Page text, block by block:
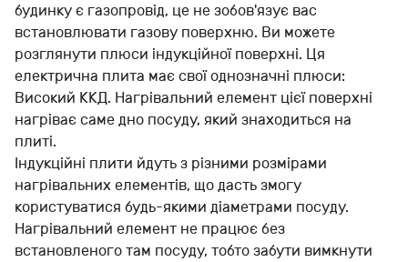
будинку є газопровід, це не зобов'язує вас
встановлювати газову поверхню. Ви можете
розглянути плюси індукційної поверхні. Ця
електрична плита має свої однозначні плюси:
Високий ККД. Нагрівальний елемент цієї поверхні
нагріває саме дно посуду, який знаходиться на
плиті.
Індукційні плити йдуть з різними розмірами
нагрівальних елементів, що дасть змогу
користуватися будь-якими діаметрами посуду.
Нагрівальний елемент не працює без
встановленого там посуду, тобто забути вимкнути